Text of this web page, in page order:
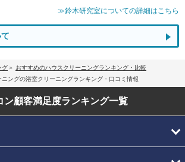
≫鈴木研究室についての詳細はこちら
グ
おすすめのハウスクリーニングランキング・比較
ニングの浴室クリーニングランキング・口コミ情報
ン顧客満足度ランキング一覧